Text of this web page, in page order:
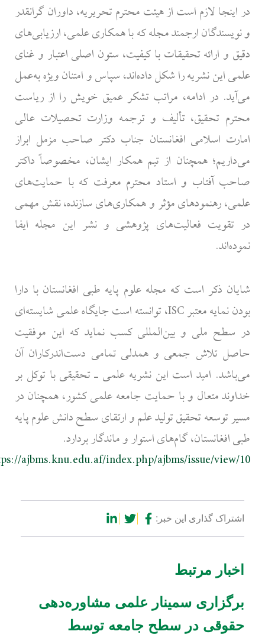
در اینجا لازم است از هیئت محترم تحریریه، داوران گرانقدر
و نویسندگان ارجمند مجله که با همکاری علمی، ارزیابی‌های
دقیق و ارائه تحقیقات با کیفیت، ستون اصلی اعتبار و غنای
علمی این نشریه را شکل داده‌اند، سپاس و امتنان ویژه به‌عمل
می‌آید. در ادامه، مراتب تشکر عمیق خویش را از ریاست
محترم تحقیق، تألیف و ترجمه وزارت تحصیلات عالی
امارت اسلامی افغانستان جناب دکتر صاحب مزمل ابراز
می‌داریم؛ همچنان از تیم همکار ایشان، مخصوصاً داکتر
صاحب آفتاب و استاد محترم معرفت که با حمایت‌های
علمی، رهنمودهای مؤثر و همکاری‌های سازنده، نقش مهمی
در تقویت فعالیت‌های پژوهشی و نشر این مجله ایفا
نموده‌اند.
شایان ذکر است که مجله علوم پایه طبی افغانستان با دارا
بودن نمایه معتبر ISC، توانسته است جایگاه علمی شایسته‌ای
در سطح ملی و بین‌المللی کسب نماید که این موفقیت
حاصل تلاش جمعی و همدلی تمامی دست‌اندرکاران آن
می‌باشد. امید است این نشریه علمی ـ تحقیقی با توکل بر
خداوند متعال و با حمایت جامعه علمی کشور، همچنان در
مسیر توسعه تحقیق تولید علم و ارتقای سطح دانش علوم پایه
طبی افغانستان، گام‌های استوار و ماندگار بردارد.
https://ajbms.knu.edu.af/index.php/ajbms/issue/view/10
اشتراک گذاری این خبر:
اخبار مرتبط
برگزاری سمینار علمی مشاوره‌دهی
حقوقی در سطح جامعه توسط